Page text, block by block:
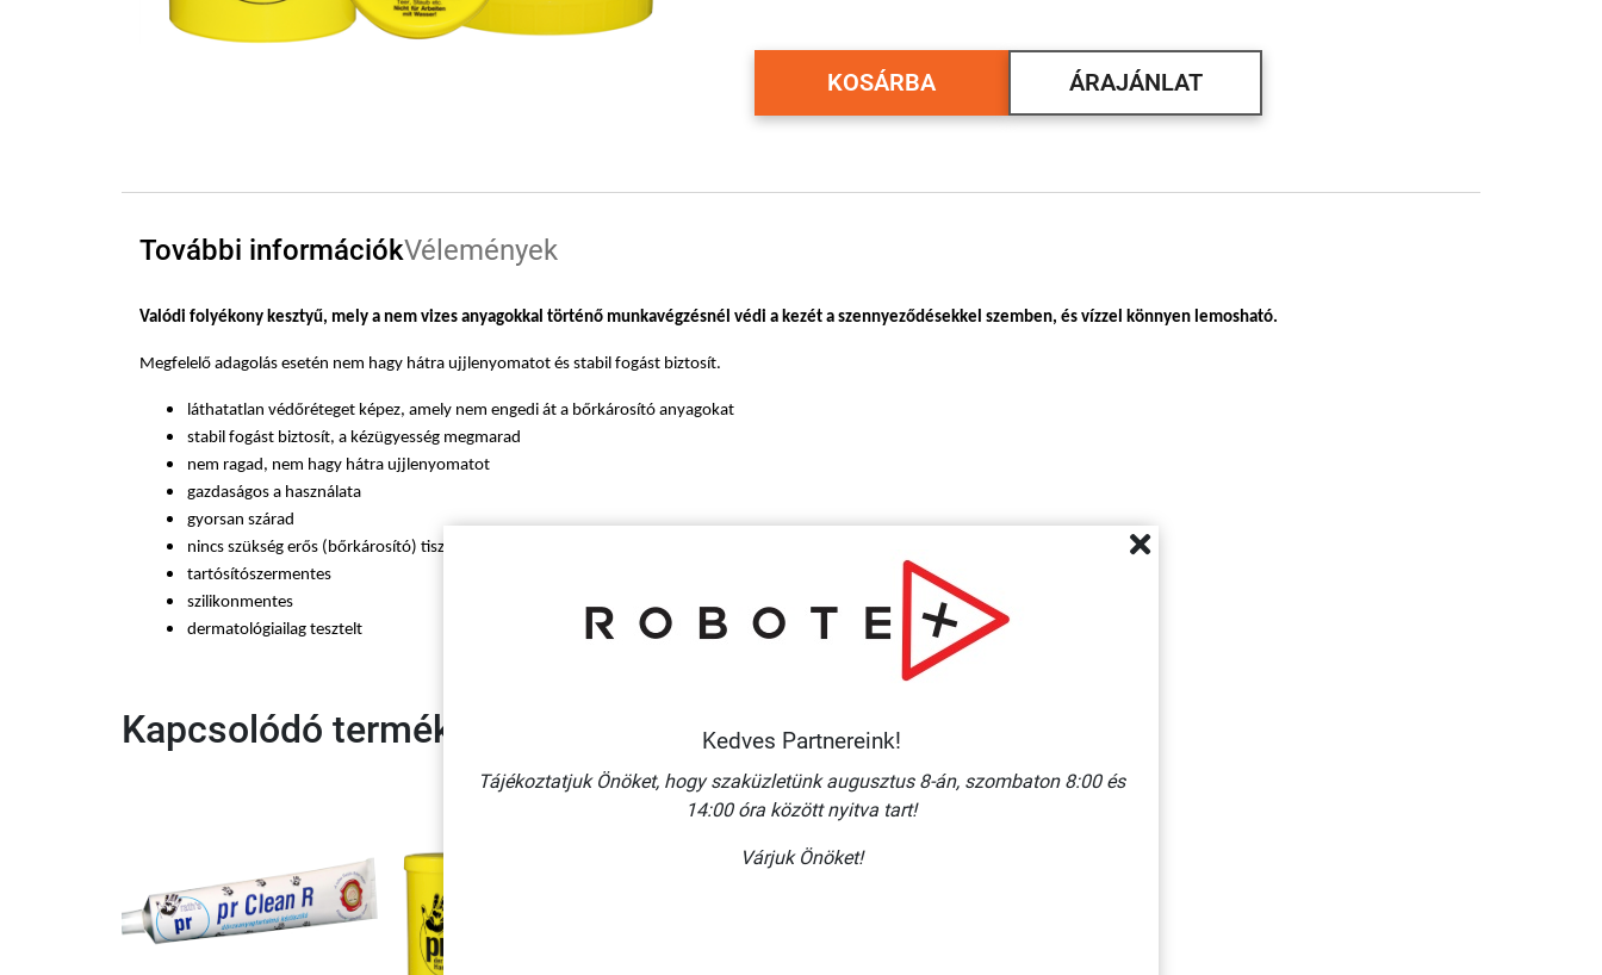
KOSÁRBA ÁRAJÁNLAT
További információkVélemények
Valódi folyékony kesztyű, mely a nem vizes anyagokkal történő munkavégzésnél védi a kezét a szennyeződésekkel szemben, és vízzel könnyen lemosható.
Megfelelő adagolás esetén nem hagy hátra ujjlenyomatot és stabil fogást biztosít.
láthatatlan védőréteget képez, amely nem engedi át a bőrkárosító anyagokat
stabil fogást biztosít, a kézügyesség megmarad
nem ragad, nem hagy hátra ujjlenyomatot
gazdaságos a használata
gyorsan szárad
nincs szükség erős (bőrkárosító) tisztítószerekre a szennyeződések lemosásához
tartósítószermentes
szilikonmentes
dermatológiailag tesztelt
Kapcsolódó termékek Kedves Partnereink!
Tájékoztatjuk Önöket, hogy szaküzletünk augusztus 8-án, szombaton 8:00 és
14:00 óra között nyitva tart!
Várjuk Önöket!